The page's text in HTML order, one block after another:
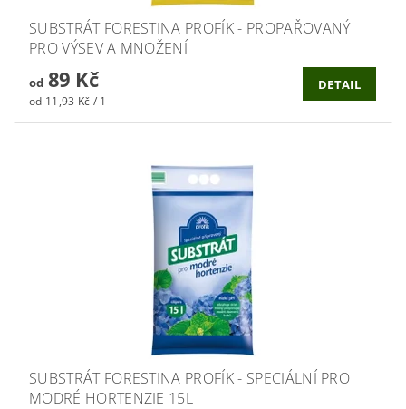
SUBSTRÁT FORESTINA PROFÍK - PROPAŘOVANÝ
PRO VÝSEV A MNOŽENÍ
od89 Kč
od 11,93 Kč / 1 l
DETAIL
SUBSTRÁT FORESTINA PROFÍK - SPECIÁLNÍ PRO
MODRÉ HORTENZIE 15L